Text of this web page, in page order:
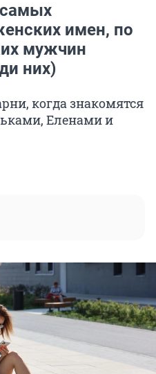
имен, по
мужчин
них)
когда знакомятся
Еленами и